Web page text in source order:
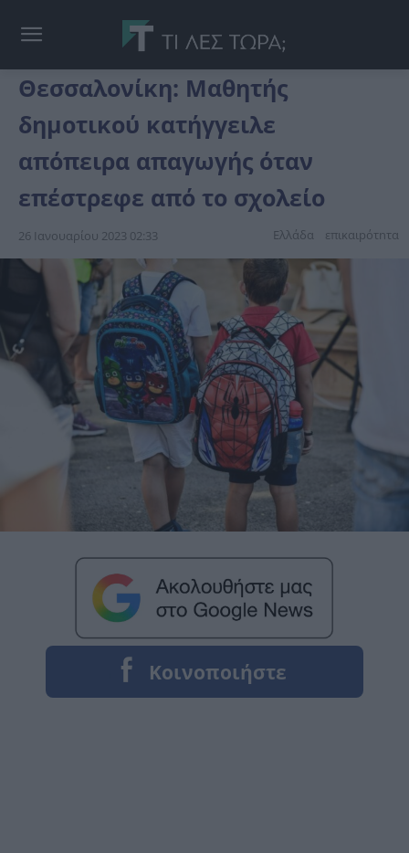
Θεσσαλονίκη: Μαθητής
δημοτικού κατήγγειλε
απόπειρα απαγωγής όταν
επέστρεφε από το σχολείο
26 Ιανουαρίου 2023 02:33 Ελλάδα επικαιpότnτα